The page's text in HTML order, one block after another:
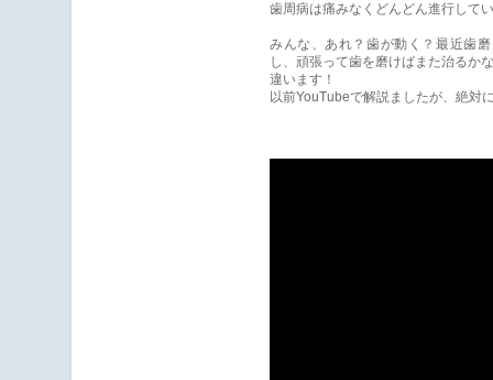
歯周病は痛みなくどんどん進行して
みんな、あれ？歯が動く？最近歯
し、頑張って歯を磨けばまた治るか
違います！
以前YouTubeで解説ましたが、絶対